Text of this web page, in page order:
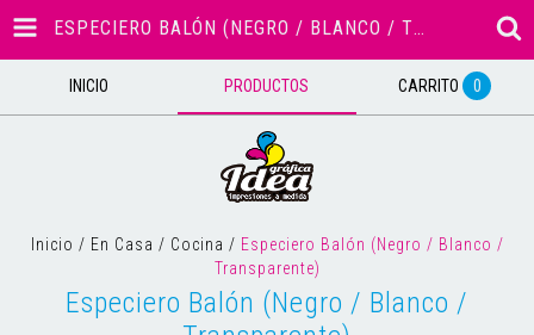
ESPECIERO BALÓN (NEGRO / BLANCO / TRANSPARENTE)
INICIO PRODUCTOS CARRITO 0
Inicio / En Casa / Cocina / Especiero Balón (Negro / Blanco /
Transparente)
Especiero Balón (Negro / Blanco /